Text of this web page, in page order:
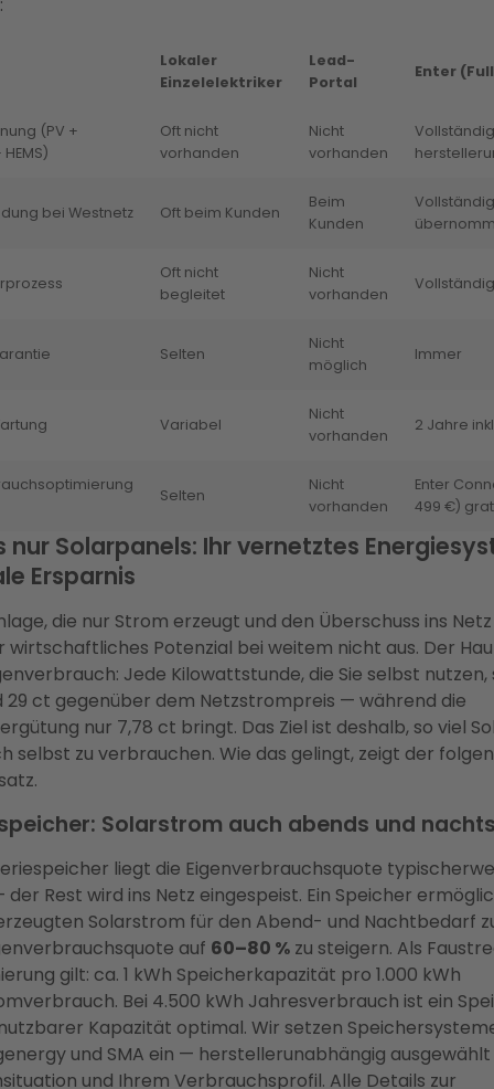
Lokaler
Einzelelektriker
Lead-
Portal
Enter
(PV +
Oft nicht
vorhanden
Nicht
vorhanden
bei Westnetz Oft beim Kunden
Beim
Kunden
Vollständig
Oft nicht
begleitet
Nicht
vorhanden
Selten
Nicht
möglich
Immer
Variabel
Nicht
vorhanden
2 Jahre
Selten
Nicht
vorhanden
Enter
499 €)
nur Solarpanels: Ihr vernetztes
Ersparnis
die nur Strom erzeugt und den Überschuss ins
wirtschaftliches Potenzial bei weitem nicht aus. Der
Jede Kilowattstunde, die Sie selbst
29 ct gegenüber dem Netzstrompreis — während die
nur 7,78 ct bringt. Das Ziel ist deshalb, so viel
selbst zu verbrauchen. Wie das gelingt, zeigt der
Solarstrom auch abends und
liegt die Eigenverbrauchsquote
Rest wird ins Netz eingespeist. Ein Speicher
Solarstrom für den Abend- und Nachtbedarf
auf 60–80 %zu steigern. Als
gilt: ca. 1 kWh Speicherkapazität pro 1.000 kWh
Bei 4.500 kWh Jahresverbrauch ist ein
Kapazität optimal. Wir setzen
und SMA ein — herstellerunabhängig
und Ihrem Verbrauchsprofil. Alle Details zur